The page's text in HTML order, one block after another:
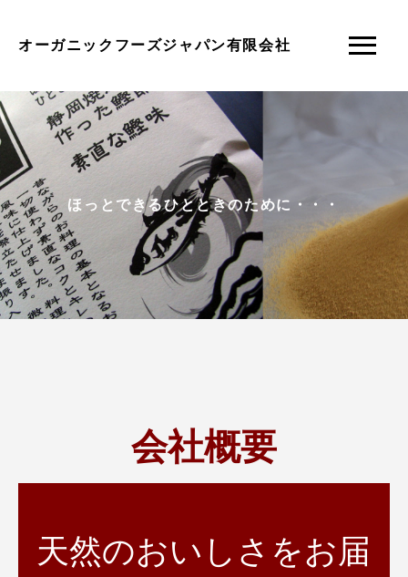
オーガニックフーズジャパン有限会社
ほっとできるひとときのために・・・
会社概要
天然のおいしさをお届